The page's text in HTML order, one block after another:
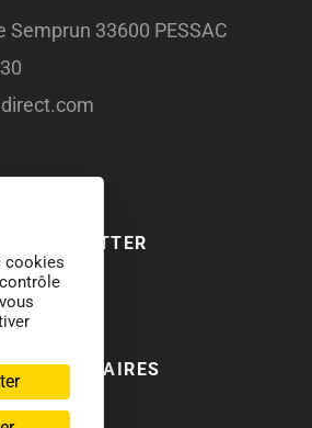
Semprun 33600 PESSAC
NEWSLETTER
PARTENAIRES
cookies